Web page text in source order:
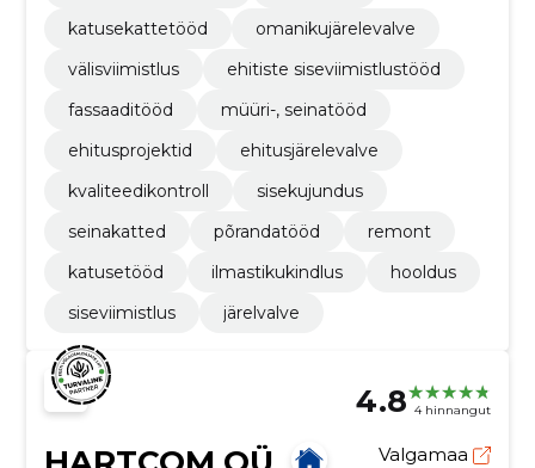
katusekattetööd
omanikujärelevalve
välisviimistlus
ehitiste siseviimistlustööd
fassaaditööd
müüri-, seinatööd
ehitusprojektid
ehitusjärelevalve
kvaliteedikontroll
sisekujundus
seinakatted
põrandatööd
remont
katusetööd
ilmastikukindlus
hooldus
siseviimistlus
järelvalve
4.8 4 hinnangut
Valgamaa